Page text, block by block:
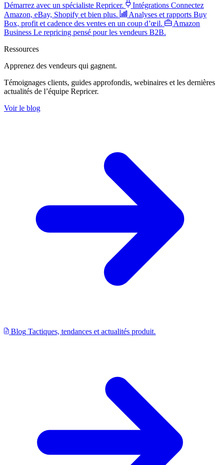
Démarrez avec un spécialiste Repricer.
Intégrations Connectez
Amazon, eBay, Shopify et bien plus.
Analyses et rapports Buy
Box, profit et cadence des ventes en un coup d’œil.
Amazon
Business Le repricing pensé pour les vendeurs B2B.
Ressources
Apprenez des vendeurs qui gagnent.
Témoignages clients, guides approfondis, webinaires et les dernières
actualités de l’équipe Repricer.
Voir le blog
Blog Tactiques, tendances et actualités produit.